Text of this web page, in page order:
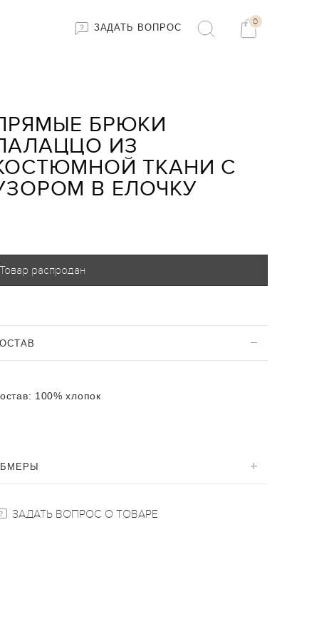
ЗАДАТЬ ВОПРОС
0
БРЮКИ
ИЗ
ТКАНИ С
В ЕЛОЧКУ
Товар распродан
100% хлопок
ЗАДАТЬ ВОПРОС О ТОВАРЕ